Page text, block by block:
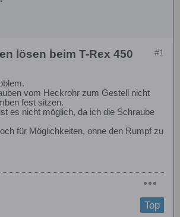
#1
lösen beim T-Rex 450
vom Heckrohr zum Gestell nicht
fest sitzen.
es nicht möglich, da ich die Schraube
für Möglichkeiten, ohne den Rumpf zu
Top